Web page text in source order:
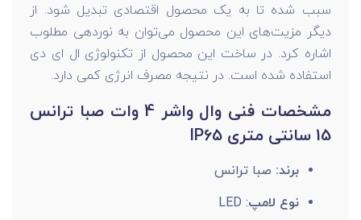
سبب شده تا به یک محصول اقتصادی تبدیل شود. از
دیگر مزیت‌های این محصول می‌توان به نوردهی مطلوب
اشاره کرد. در ساخت این محصول از تکنولوژی ال ای دی
استفاده شده است. در نتیجه مصرف انرژی کمی دارد.
مشخصات فنی وال واشر 4 وات صبا ترانس
15 سانتی متری IP65
برند: صبا ترانس
نوع لامپ: LED